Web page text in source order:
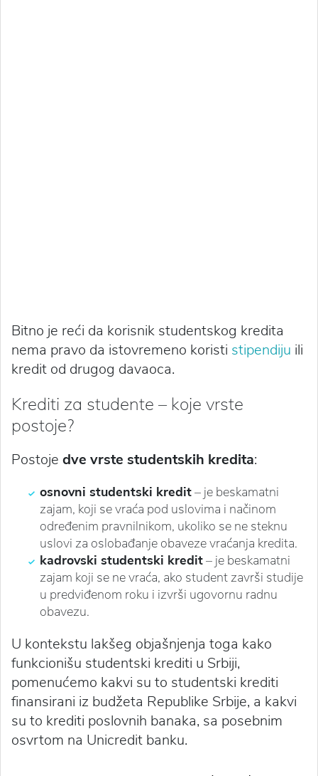
Bitno je reći da korisnik studentskog kredita
nema pravo da istovremeno koristi stipendiju ili
kredit od drugog davaoca.
Krediti za studente – koje vrste
postoje?
Postoje dve vrste studentskih kredita:
osnovni studentski kredit– je beskamatni
zajam, koji se vraća pod uslovima i načinom
određenim pravnilnikom, ukoliko se ne steknu
uslovi za oslobađanje obaveze vraćanja kredita.
kadrovski studentski kredit– je beskamatni
zajam koji se ne vraća, ako student završi studije
u predviđenom roku i izvrši ugovornu radnu
obavezu.
U kontekstu lakšeg objašnjenja toga kako
funkcionišu studentski krediti u Srbiji,
pomenućemo kakvi su to studentski krediti
finansirani iz budžeta Republike Srbije, a kakvi
su to krediti poslovnih banaka, sa posebnim
osvrtom na Unicredit banku.